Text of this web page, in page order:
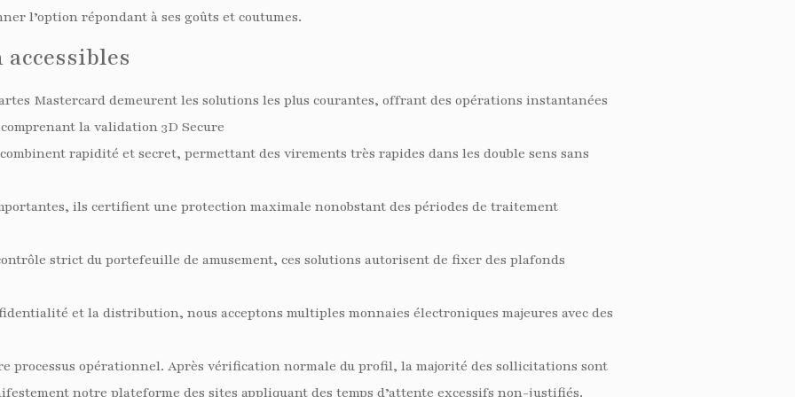
l’option répondant à ses goûts et coutumes.
Mastercard demeurent les solutions les plus courantes, offrant des opérations instantanées
la validation 3D Secure
rapidité et secret, permettant des virements très rapides dans les double sens sans
ils certifient une protection maximale nonobstant des périodes de traitement
strict du portefeuille de amusement, ces solutions autorisent de fixer des plafonds
et la distribution, nous acceptons multiples monnaies électroniques majeures avec des
opérationnel. Après vérification normale du profil, la majorité des sollicitations sont
notre plateforme des sites appliquant des temps d’attente excessifs non-justifiés.